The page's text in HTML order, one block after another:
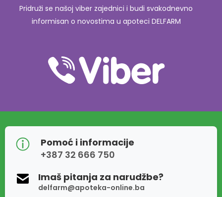
Pridruži se našoj viber zajednici i budi svakodnevno
informisan o novostima u apoteci DELFARM
Pomoć i informacije
+387 32 666 750
Imaš pitanja za narudžbe?
delfarm@apoteka-online.ba